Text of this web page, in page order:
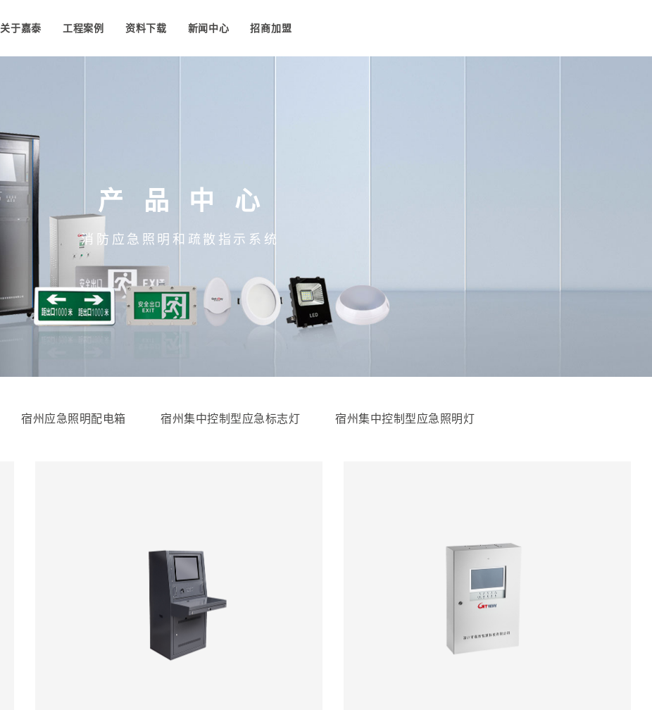
关于嘉泰 工程案例 资料下载 新闻中心 招商加盟
产品中心
消防应急照明和疏散指示系统
宿州应急照明配电箱 宿州集中控制型应急标志灯 宿州集中控制型应急照明灯